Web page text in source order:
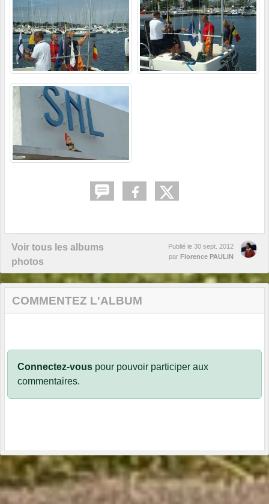
Voir tous les albums
photos
Publié le 30 sept. 2012
par Florence PAULIN
COMMENTEZ L'ALBUM
Connectez-vous pour pouvoir participer aux
commentaires.